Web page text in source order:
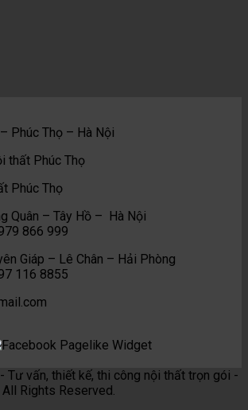
Phúc Thọ – Hà Nội
thất Phúc Thọ
Phúc Thọ
Quân – Tây Hồ – Hà Nội
866 999
Giáp – Lê Chân – Hải Phòng
116 8855
Tư vấn, thiết kế, thi công nội thất trọn gói -
Rights Reserved.